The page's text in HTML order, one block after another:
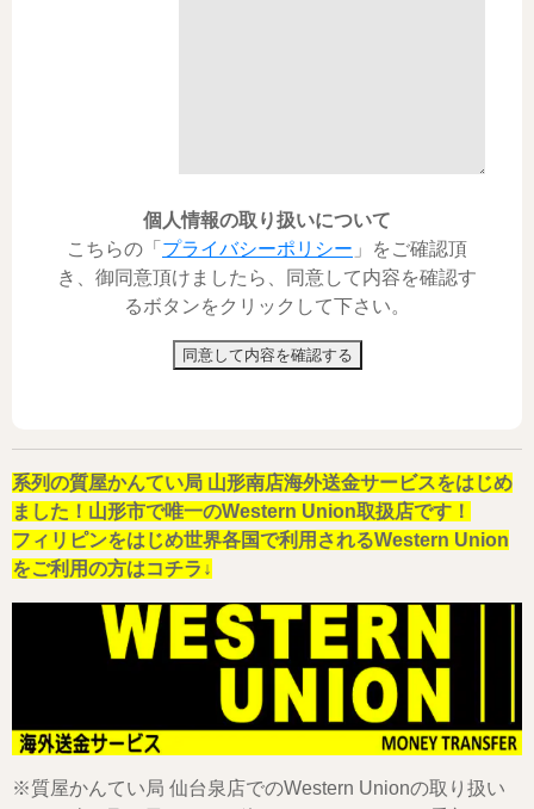
個人情報の取り扱いについて
こちらの「 プライバシーポリシー 」をご確認頂
き、御同意頂けましたら、同意して内容を確認す
るボタンをクリックして下さい。
同意して内容を確認する
系列の質屋かんてい局 山形南店海外送金サービスをはじめ
ました！山形市で唯一のWestern Union取扱店です！
フィリピンをはじめ世界各国で利用されるWestern Union
をご利用の方はコチラ↓
※質屋かんてい局 仙台泉店でのWestern Unionの取り扱い